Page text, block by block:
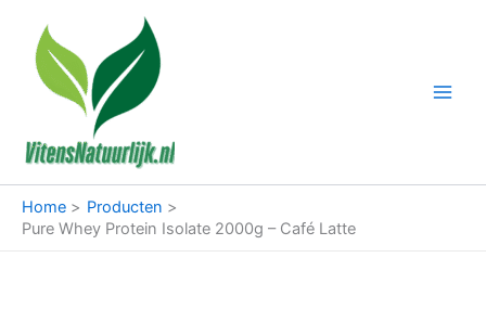
inhoud
Home
Producten
Pure Whey Protein Isolate 2000g – Café Latte